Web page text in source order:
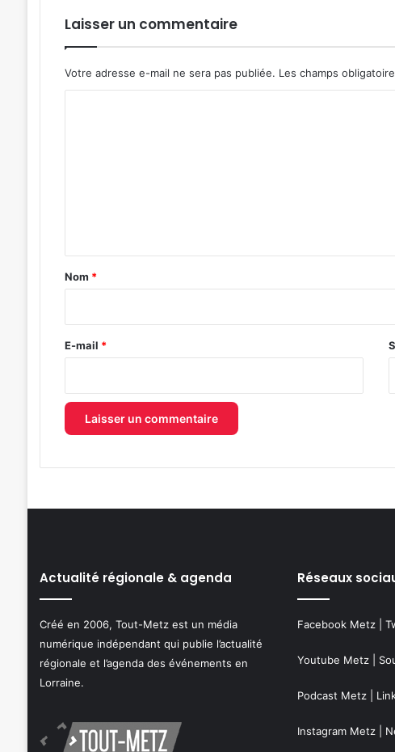
Laisser un commentaire
Votre adresse e-mail ne sera pas publiée. Les champs
a
e
Nom *
E-mail *
Actualité régionale & agenda
Créé en 2006, Tout-Metz est un média
numérique indépendant qui publie l’actualité
régionale et l’agenda des événements en
Lorraine.
Réseaux
Facebook Metz|
Youtube Metz|
Podcast Metz|
Instagram Metz|